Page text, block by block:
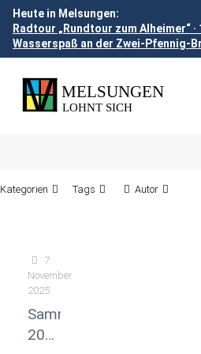
Heute in Melsungen:
Radtour „Rundtour zum Alheimer“ ·
Wasserspaß an der Zwei-Pfennig-
Kategorien Tags Autor
7.
November
2025
Sammelwochen
2025